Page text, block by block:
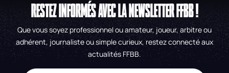
RESTEZ INFORMÉS AVEC LA NEWSLETTER FFBB !
Que vous soyez professionnel ou amateur, joueur, arbitre ou
adhérent, journaliste ou simple curieux, restez connecté aux
actualités FFBB.